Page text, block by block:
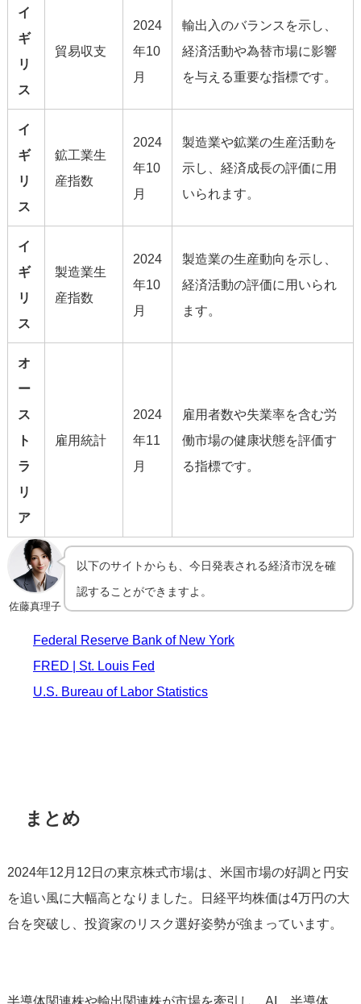
イ
ギ
リ
ス
貿易収支
2024
年10
月
輸出入のバランスを示し、
経済活動や為替市場に影響
を与える重要な指標です。
イ
ギ
リ
ス
鉱工業生
産指数
2024
年10
月
製造業や鉱業の生産活動を
示し、経済成長の評価に用
いられます。
イ
ギ
リ
ス
製造業生
産指数
2024
年10
月
製造業の生産動向を示し、
経済活動の評価に用いられ
ます。
オ
ー
ス
ト
ラ
リ
ア
雇用統計
2024
年11
月
雇用者数や失業率を含む労
働市場の健康状態を評価す
る指標です。
佐藤真理子
以下のサイトからも、今日発表される経済市況を確
認することができますよ。
Federal Reserve Bank of New York
FRED | St. Louis Fed
U.S. Bureau of Labor Statistics
まとめ
2024年12月12日の東京株式市場は、米国市場の好調と円安
を追い風に大幅高となりました。日経平均株価は4万円の大
台を突破し、投資家のリスク選好姿勢が強まっています。
半導体関連株や輸出関連株が市場を牽引し、AI、半導体、